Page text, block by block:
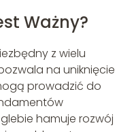
Ważny?
z wielu
na uniknięcie
prowadzić do
hamuje rozwój